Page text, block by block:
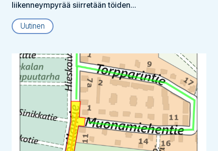
liikenneympyrää siirretään töiden...
Uutinen